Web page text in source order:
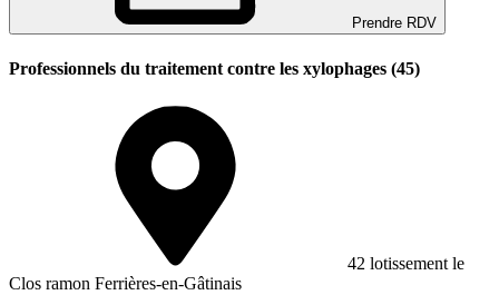
Prendre RDV
Professionnels du traitement contre les xylophages (45)
42 lotissement le
Clos ramon Ferrières-en-Gâtinais